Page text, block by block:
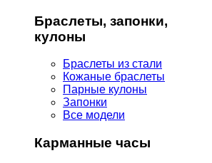
Браслеты, запонки,
кулоны
Браслеты из стали
Кожаные браслеты
Парные кулоны
Запонки
Все модели
Карманные часы